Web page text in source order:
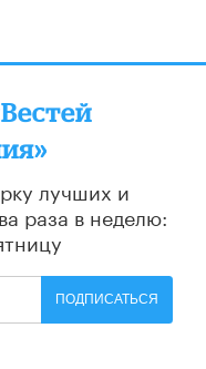
лучших и
раза в неделю:
ПОДПИСАТЬСЯ